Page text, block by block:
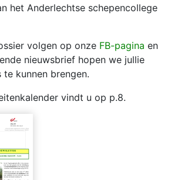
het Anderlechtse schepencollege
volgen op onze FB-pagina en
nieuwsbrief hopen we jullie
te kunnen brengen.
vindt u op p.8.